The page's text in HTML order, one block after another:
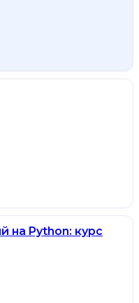
на Python: курс